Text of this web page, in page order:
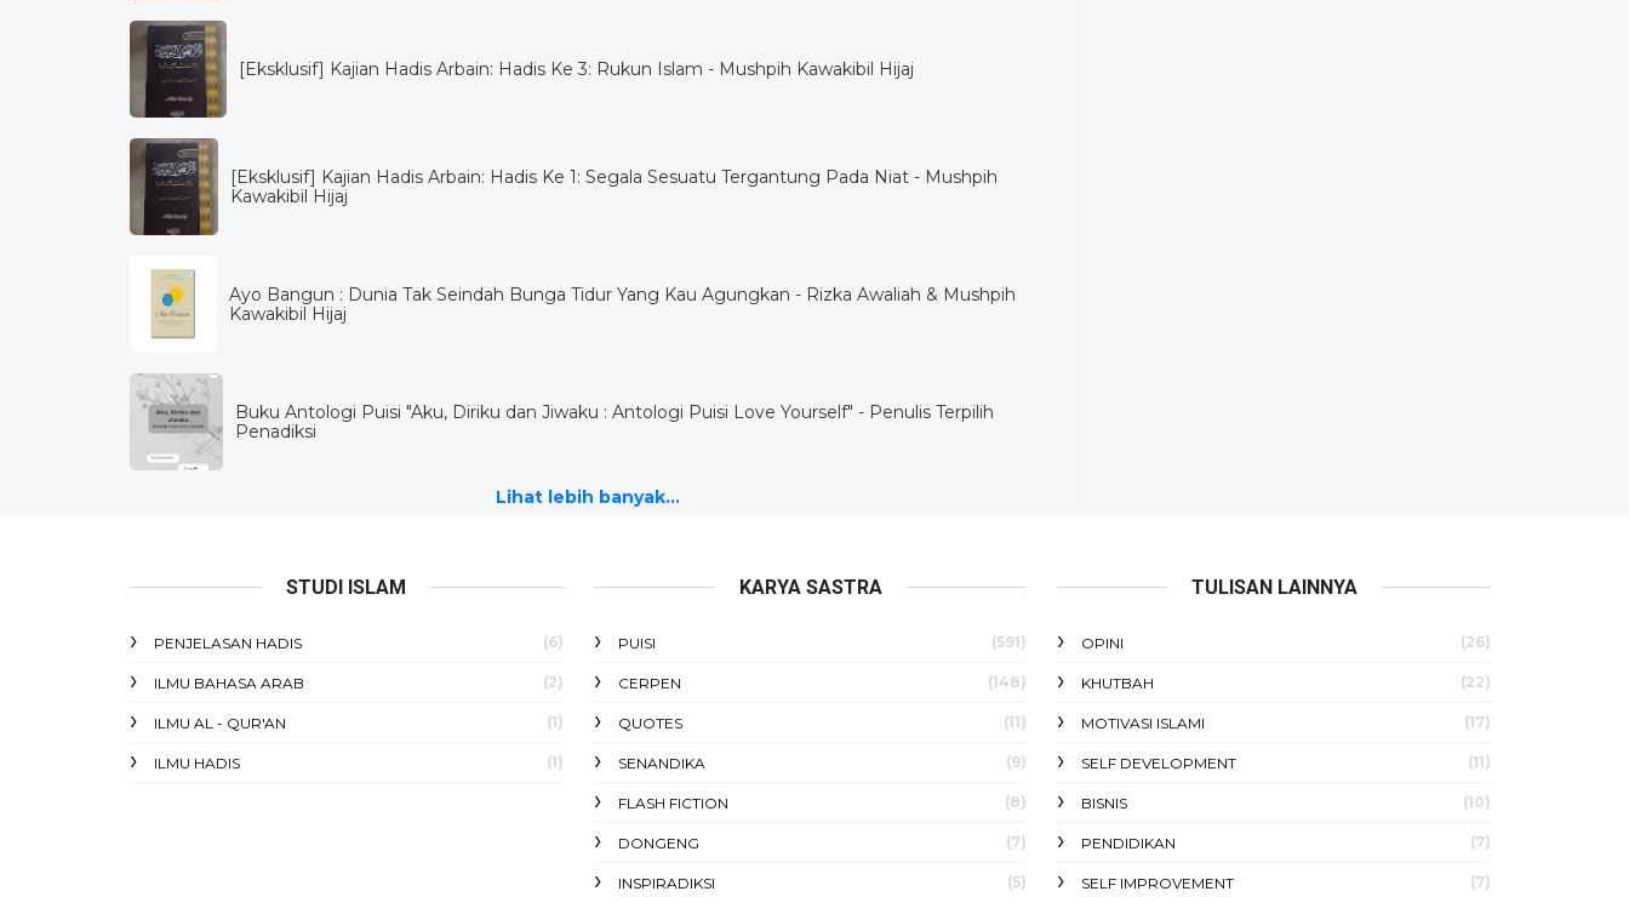
[Eksklusif] Kajian Hadis Arbain: Hadis Ke 3: Rukun Islam - Mushpih Kawakibil Hijaj
[Eksklusif] Kajian Hadis Arbain: Hadis Ke 1: Segala Sesuatu Tergantung Pada Niat - Mushpih
Kawakibil Hijaj
Ayo Bangun : Dunia Tak Seindah Bunga Tidur Yang Kau Agungkan - Rizka Awaliah & Mushpih
Kawakibil Hijaj
Buku Antologi Puisi "Aku, Diriku dan Jiwaku : Antologi Puisi Love Yourself" - Penulis Terpilih
Penadiksi
Lihat lebih banyak...
STUDI ISLAM
PENJELASAN HADIS (6)
ILMU BAHASA ARAB (2)
ILMU AL - QUR'AN (1)
ILMU HADIS (1)
KARYA SASTRA
PUISI (591)
CERPEN (148)
QUOTES (11)
SENANDIKA (9)
FLASH FICTION (8)
DONGENG (7)
INSPIRADIKSI (5)
TULISAN LAINNYA
OPINI (26)
KHUTBAH (22)
MOTIVASI ISLAMI (17)
SELF DEVELOPMENT (11)
BISNIS (10)
PENDIDIKAN (7)
SELF IMPROVEMENT (7)